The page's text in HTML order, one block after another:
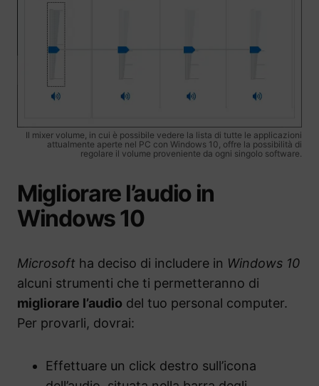
Il mixer volume, in cui è possibile vedere la lista di tutte le applicazioni
attualmente aperte nel PC con Windows 10, offre la possibilità di
regolare il volume proveniente da ogni singolo software.
Migliorare l’audio in
Windows 10
Microsoft ha deciso di includere in Windows 10
alcuni strumenti che ti permetteranno di
migliorare l’audio del tuo personal computer.
Per provarli, dovrai:
Effettuare un click destro sull’icona